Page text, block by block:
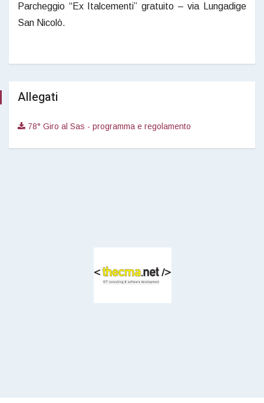
Parcheggio “Ex Italcementi” gratuito – via Lungadige
San Nicolò.
Allegati
78° Giro al Sas - programma e regolamento